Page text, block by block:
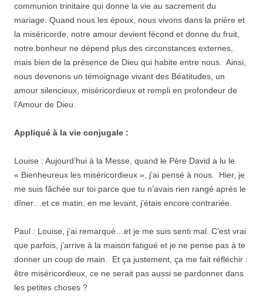
communion trinitaire qui donne la vie au sacrement du
mariage. Quand nous les époux, nous vivons dans la prière et
la miséricorde, notre amour devient fécond et donne du fruit,
notre bonheur ne dépend plus des circonstances externes,
mais bien de la présence de Dieu qui habite entre nous. Ainsi,
nous devenons un témoignage vivant des Béatitudes, un
amour silencieux, miséricordieux et rempli en profondeur de
l’Amour de Dieu.
Appliqué à la vie conjugale :
Louise : Aujourd’hui à la Messe, quand le Père David a lu le
« Bienheureux les miséricordieux », j’ai pensé à nous. Hier, je
me suis fâchée sur toi parce que tu n’avais rien rangé après le
dîner…et ce matin, en me levant, j’étais encore contrariée.
Paul : Louise, j’ai remarqué…et je me suis senti mal. C’est vrai
que parfois, j’arrive à la maison fatigué et je ne pense pas à te
donner un coup de main. Et ça justement, ça me fait réfléchir :
être miséricordieux, ce ne serait pas aussi se pardonner dans
les petites choses ?